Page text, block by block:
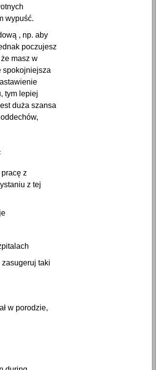
wypuść.
, np. aby
poczujesz
masz w
spokojniejsza
tym lepiej
duża szansa
z
z tej
taki
w porodzie,